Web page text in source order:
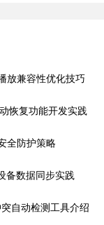
放兼容性优化技巧
恢复功能开发实践
全防护策略
备数据同步实践
突自动检测工具介绍